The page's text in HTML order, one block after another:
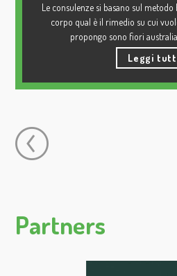
Le consulenze si basano sul
corpo qual è il rimedio su cui
propongo sono fiori
Le consulenze sono ad offerta libera
durata minima di
Leggi
Partners